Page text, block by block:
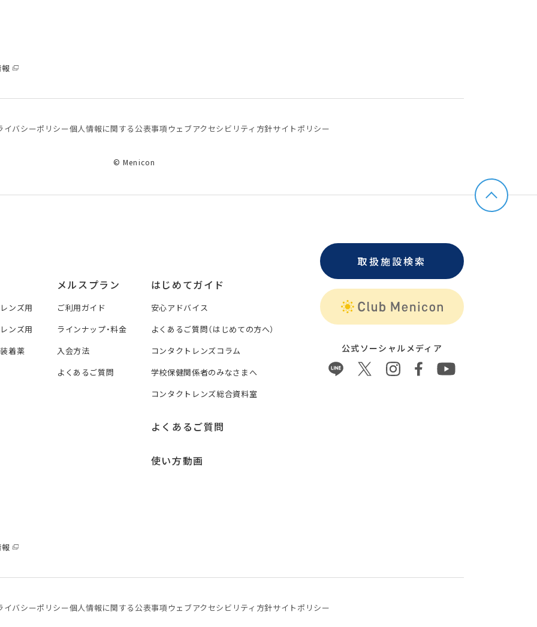
イバシーポリシー個⼈情報に関する公表事項 ウェブアクセシビリティ方針サイトポリシー
© Menicon
ンズ用
ンズ用
着薬
メルスプラン
ご利用ガイド
ラインナップ・料金
入会方法
よくあるご質問
はじめてガイド
安心アドバイス
よくあるご質問（はじめての方へ）
コンタクトレンズコラム
学校保健関係者のみなさまへ
コンタクトレンズ総合資料室
よくあるご質問
使い方動画
取扱施設検索
公式ソーシャルメディア
イバシーポリシー個⼈情報に関する公表事項 ウェブアクセシビリティ方針サイトポリシー